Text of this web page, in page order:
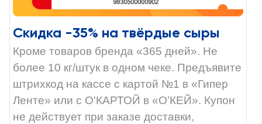
Скидка -35% на твёрдые сыры
Кроме товаров бренда «365 дней». Не
более 10 кг/штук в одном чеке. Предъявите
штрихкод на кассе с картой №1 в «Гипер
Ленте» или с О'КАРТОЙ в «О’КЕЙ». Купон
не действует при заказе доставки,